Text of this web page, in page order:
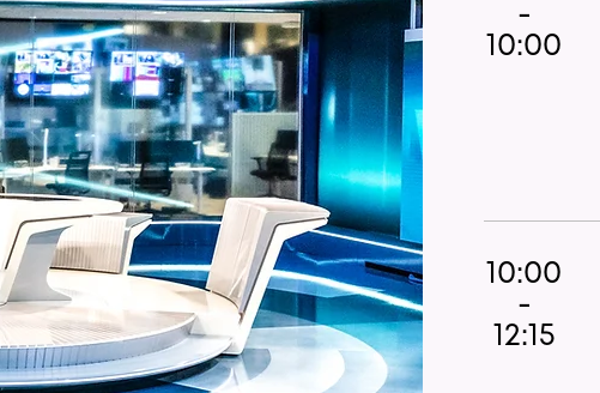
-
10:00
10:00
-
12:15